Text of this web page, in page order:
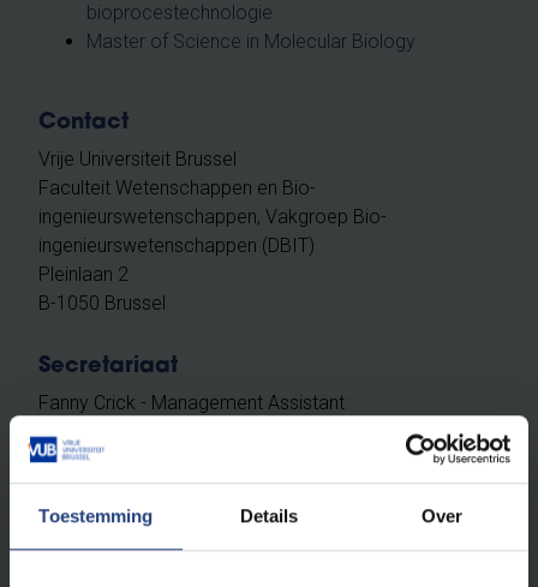
Toestemming Details Over
bioprocestechnologie
Master of Science in Molecular Biology
Contact
Vrije Universiteit Brussel
Faculteit Wetenschappen en Bio-
ingenieurswetenschappen, Vakgroep Bio-
ingenieurswetenschappen (DBIT)
Pleinlaan 2
B-1050 Brussel
Secretariaat
Fanny Crick - Management Assistant
Vakgroep Bio-ingenieurswetenschappen (DBIT)
Onderzoeksgroep Industriële Microbiologie en
Voedingsbiotechnologie (IMDO)
[L] G7.409